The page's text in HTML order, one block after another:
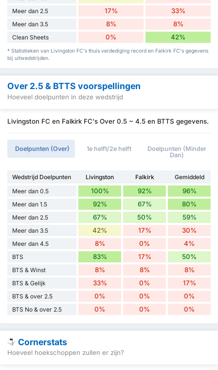
Meer dan 2.5 17% 33%
Meer dan 3.5 8% 8%
Clean Sheets 0% 42%
* Statistieken van Livingston FC's thuis verdediging record en Falkirk FC's gegevens
bij uitwedstrijden.
Over 2.5 & BTTS voorspellingen
Hoeveel doelpunten in deze wedstrijd
Livingston FC en Falkirk FC's Over 0.5 ~ 4.5 en BTTS gegevens.
Doelpunten (Over) 1e helft/2e helft
Doelpunten (Minder
Dan)
Wedstrijd Doelpunten Livingston Falkirk
Gemiddeld
Meer dan 0.5
100% 92% 96%
Meer dan 1.5 92% 67% 80%
Meer dan 2.5 67% 50% 59%
Meer dan 3.5 42% 17% 30%
Meer dan 4.5 8% 0% 4%
BTS 83% 17% 50%
BTS & Winst 8% 8% 8%
BTS & Gelijk 33% 0% 17%
BTS & over 2.5 0% 0% 0%
BTS No & over 2.5 0% 0% 0%
Cornerstats
Hoeveel hoekschoppen zullen er zijn?